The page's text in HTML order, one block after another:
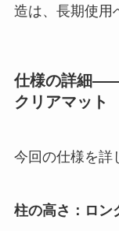
造は、長期使用
仕様の詳細——
クリアマット
今回の仕様を詳
柱の高さ：ロン